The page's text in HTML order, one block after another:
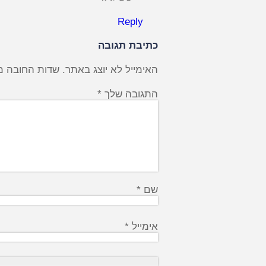
Reply
כתיבת תגובה
האימייל לא יוצג באתר. שדות החובה
התגובה שלך *
שם *
אימייל *